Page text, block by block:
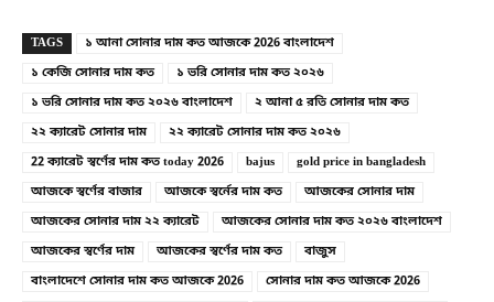
TAGS
১ আনা সোনার দাম কত আজকে 2026 বাংলাদেশ
১ কেজি সোনার দাম কত
১ ভরি সোনার দাম কত ২০২৬
১ ভরি সোনার দাম কত ২০২৬ বাংলাদেশ
২ আনা ৫ রতি সোনার দাম কত
২২ ক্যারেট সোনার দাম
২২ ক্যারেট সোনার দাম কত ২০২৬
22 ক্যারেট স্বর্ণের দাম কত today 2026
bajus
gold price in bangladesh
আজকে স্বর্ণের বাজার
আজকে স্বর্নের দাম কত
আজকের সোনার দাম
আজকের সোনার দাম ২২ ক্যারেট
আজকের সোনার দাম কত ২০২৬ বাংলাদেশ
আজকের স্বর্ণের দাম
আজকের স্বর্ণের দাম কত
বাজুস
বাংলাদেশে সোনার দাম কত আজকে 2026
সোনার দাম কত আজকে 2026